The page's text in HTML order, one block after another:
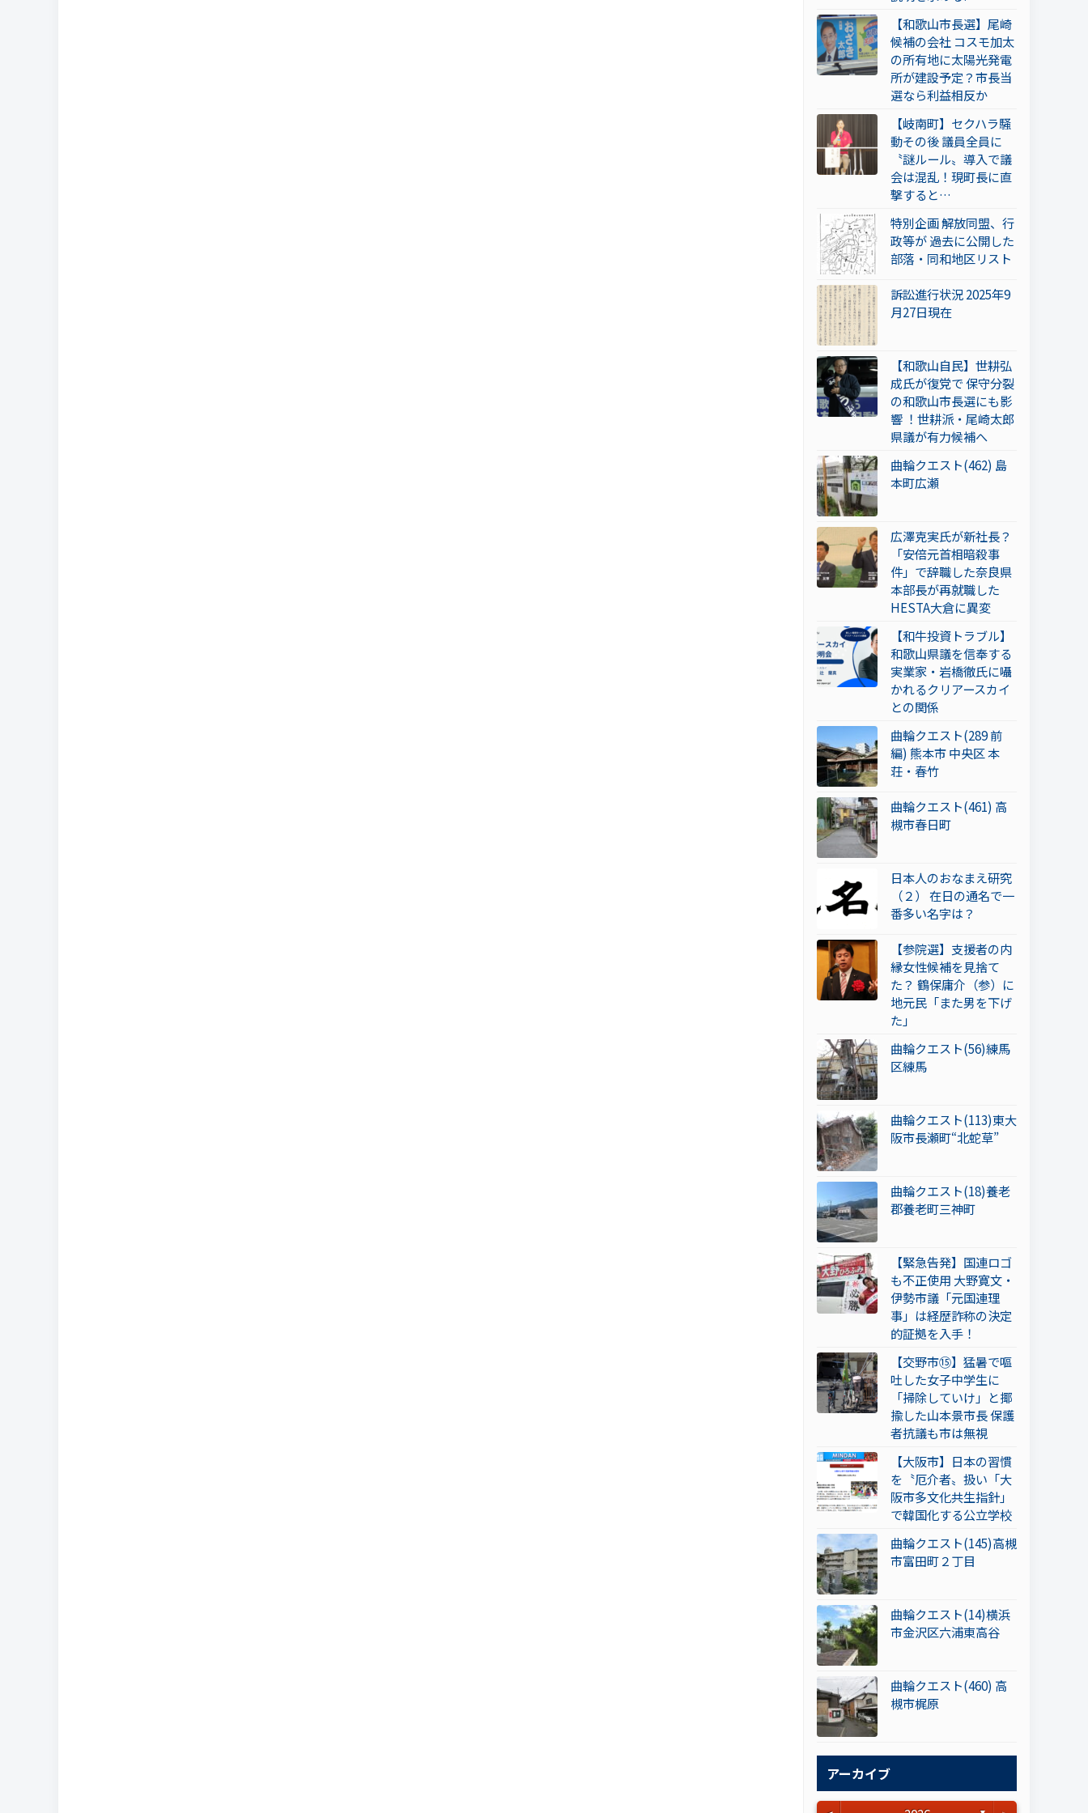
【和歌山市長選】尾崎
候補の会社 コスモ加太
の所有地に太陽光発電
所が建設予定？市長当
選なら利益相反か
【岐南町】セクハラ騒
動その後 議員全員に
〝謎ルール〟導入で議
会は混乱！現町長に直
撃すると…
特別企画 解放同盟、行
政等が 過去に公開した
部落・同和地区リスト
訴訟進行状況 2025年9
月27日現在
【和歌山自民】世耕弘
成氏が復党で 保守分裂
の和歌山市長選にも影
響 ！世耕派・尾崎太郎
県議が有力候補へ
曲輪クエスト(462) 島
本町広瀬
広澤克実氏が新社長？
「安倍元首相暗殺事
件」で辞職した奈良県
本部長が再就職した
HESTA大倉に異変
【和牛投資トラブル】
和歌山県議を信奉する
実業家・岩橋徹氏に囁
かれるクリアースカイ
との関係
曲輪クエスト(289 前
編) 熊本市 中央区 本
荘・春竹
曲輪クエスト(461) 高
槻市春日町
日本人のおなまえ研究
（２） 在日の通名で一
番多い名字は？
【参院選】支援者の内
縁女性候補を見捨て
た？ 鶴保庸介（参）に
地元民「また男を下げ
た」
曲輪クエスト(56)練馬
区練馬
曲輪クエスト(113)東大
阪市長瀬町“北蛇草”
曲輪クエスト(18)養老
郡養老町三神町
【緊急告発】国連ロゴ
も不正使用 大野寛文・
伊勢市議「元国連理
事」は経歴詐称の決定
的証拠を入手！
【交野市⑮】猛暑で嘔
吐した女子中学生に
「掃除していけ」と揶
揄した山本景市長 保護
者抗議も市は無視
【大阪市】日本の習慣
を〝厄介者〟扱い「大
阪市多文化共生指針」
で韓国化する公立学校
曲輪クエスト(145)高槻
市富田町２丁目
曲輪クエスト(14)横浜
市金沢区六浦東高谷
曲輪クエスト(460) 高
槻市梶原
アーカイブ